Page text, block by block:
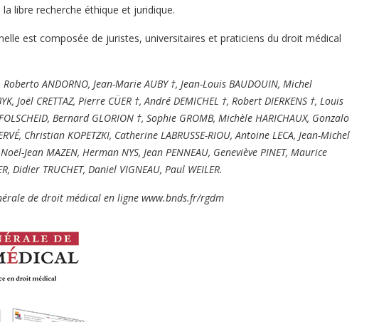
libre recherche éthique et juridique.
est composée de juristes, universitaires et praticiens du droit médical
Roberto ANDORNO, Jean-Marie AUBY †, Jean-Louis BAUDOUIN, Michel
Joël CRETTAZ, Pierre CÜER †, André DEMICHEL †, Robert DIERKENS †, Louis
Bernard GLORION †, Sophie GROMB, Michèle HARICHAUX, Gonzalo
Christian KOPETZKI, Catherine LABRUSSE-RIOU, Antoine LECA, Jean-Michel
Noël-Jean MAZEN, Herman NYS, Jean PENNEAU, Geneviève PINET, Maurice
Didier TRUCHET, Daniel VIGNEAU, Paul WEILER.
de droit médical en ligne www.bnds.fr/rgdm